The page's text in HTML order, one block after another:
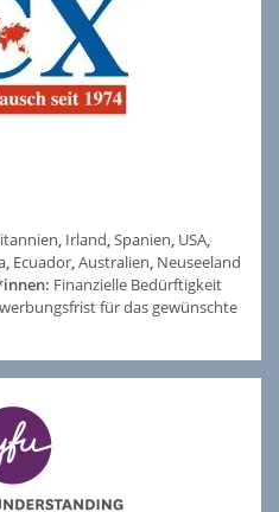
, Irland,Spanien, USA,
, Ecuador,Australien, Neuseeland
Finanzielle Bedürftigkeit
für das gewünschte